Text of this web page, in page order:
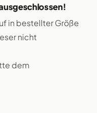
in bestellter Größe
nicht
dem